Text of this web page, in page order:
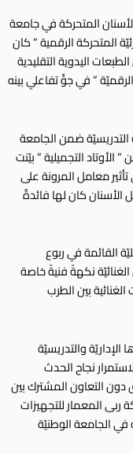
المتحركة في جامعة
المتحركة الرقمية ” كان
اليدوية التقليدية
” في جوٍّ تفاعلي بينه
ضمن الجامعة
التجميلية ” بيّنت
معامل المرونة على
الأسنان كان لها فائدةٌ
القائمة في ربوع
نكهةً فنيةً خاصة
بين الطرب
والتدريسيّة
نجاح الحدث
التعاون المشترك بين
ربى المعمار للتجهيزات
الجامعة الوطنيّة